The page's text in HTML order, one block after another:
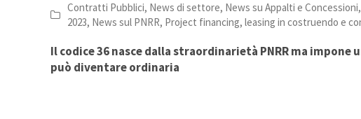
Contratti Pubblici, News di settore, News su Appalti e Concessioni,
2023, News sul PNRR, Project financing, leasing in costruendo e
Il codice 36 nasce dalla straordinarietà PNRR ma
può diventare ordinaria